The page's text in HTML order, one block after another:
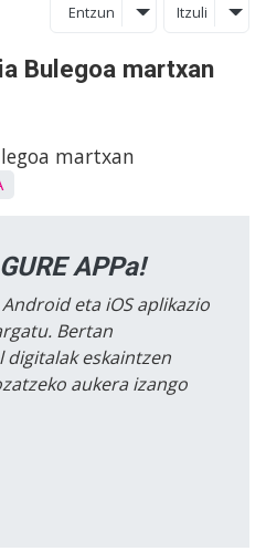
Entzun Itzuli
Bulegoa martxan
martxan
APPa!
eta iOS aplikazio
Bertan
eskaintzen
aukera izango